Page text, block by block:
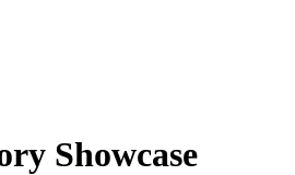
Showcase